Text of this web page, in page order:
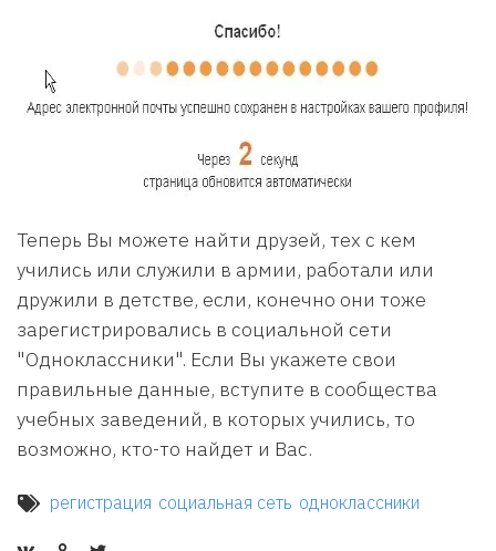
Теперь Вы можете найти друзей, тех с кем
учились или служили в армии, работали или
дружили в детстве, если, конечно они тоже
зарегистрировались в социальной сети
"Одноклассники". Если Вы укажете свои
правильные данные, вступите в сообщества
учебных заведений, в которых учились, то
возможно, кто-то найдет и Вас.
регистрация социальная сеть одноклассники